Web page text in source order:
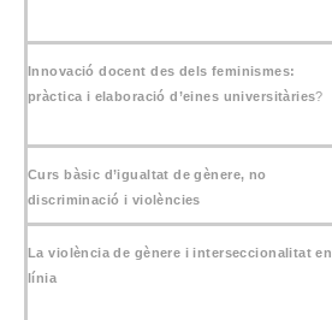
Innovació docent des dels feminismes:
pràctica i elaboració d’eines universitàries?
Curs bàsic d’igualtat de gènere, no
discriminació i violències
La violència de gènere i interseccionalitat en
línia